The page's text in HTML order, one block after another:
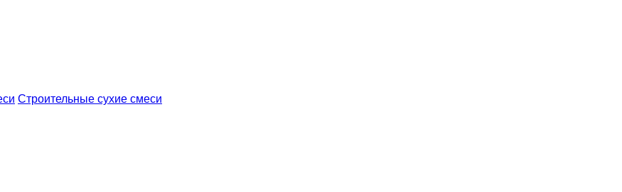
Строительные сухие смеси